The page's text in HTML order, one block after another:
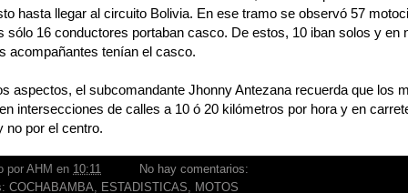
hasta llegar al circuito Bolivia. En ese tramo se observó 57
sólo 16 conductores portaban casco. De estos, 10 iban solos y en
acompañantes tenían el casco.
aspectos, el subcomandante Jhonny Antezana recuerda que los
intersecciones de calles a 10 ó 20 kilómetros por hora y en
no por el centro.
por AHM en 10:11
No hay comentarios:
COCHABAMBA, ESTADISTICAS, MOTOS